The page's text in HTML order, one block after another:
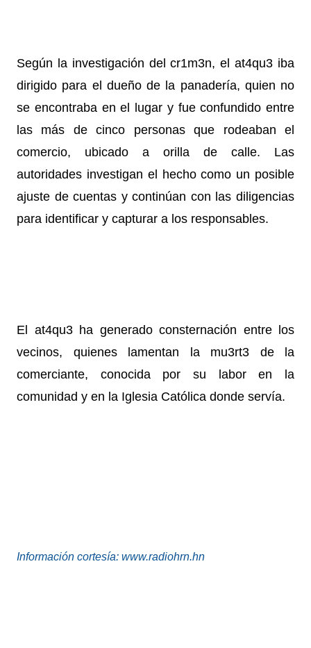
Según la investigación del cr1m3n, el at4qu3 iba
dirigido para el dueño de la panadería, quien no
se encontraba en el lugar y fue confundido entre
las más de cinco personas que rodeaban el
comercio, ubicado a orilla de calle. Las
autoridades investigan el hecho como un posible
ajuste de cuentas y continúan con las diligencias
para identificar y capturar a los responsables.
El at4qu3 ha generado consternación entre los
vecinos, quienes lamentan la mu3rt3 de la
comerciante, conocida por su labor en la
comunidad y en la Iglesia Católica donde servía.
Información cortesía: www.radiohrn.hn